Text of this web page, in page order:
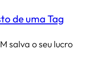
de uma Tag
salva o seu lucro